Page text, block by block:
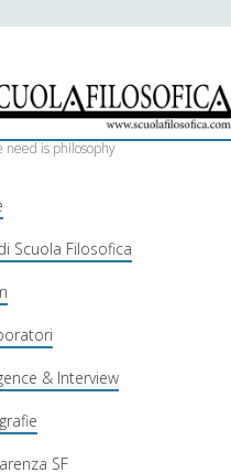
need is philosophy
Scuola Filosofica
& Interview
SF